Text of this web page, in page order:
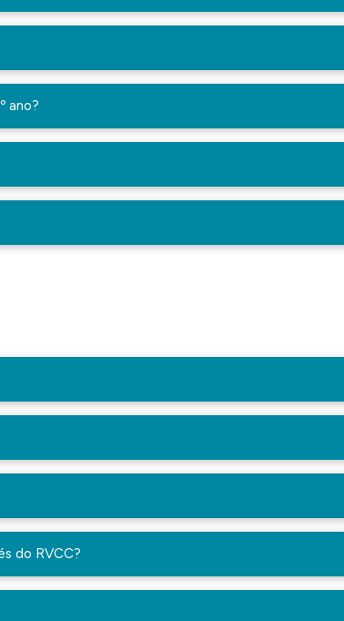
ano?
do RVCC?